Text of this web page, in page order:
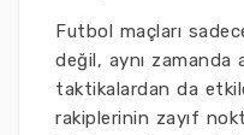
Futbol maçları
değil, aynı zamanda
taktikalardan da
rakiplerinin zayıf